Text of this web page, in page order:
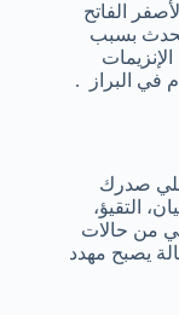
الفاتح
يحدث بسبب
الإنزيمات
في البراز .
علي صدرك
التقيؤ،
من حالات
يصبح مهدد